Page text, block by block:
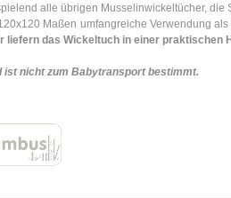
alle übrigen Musselinwickeltücher, die
Maßen umfangreiche Verwendung als
liefern das Wickeltuch in einer praktischen
nicht zum Babytransport bestimmt.